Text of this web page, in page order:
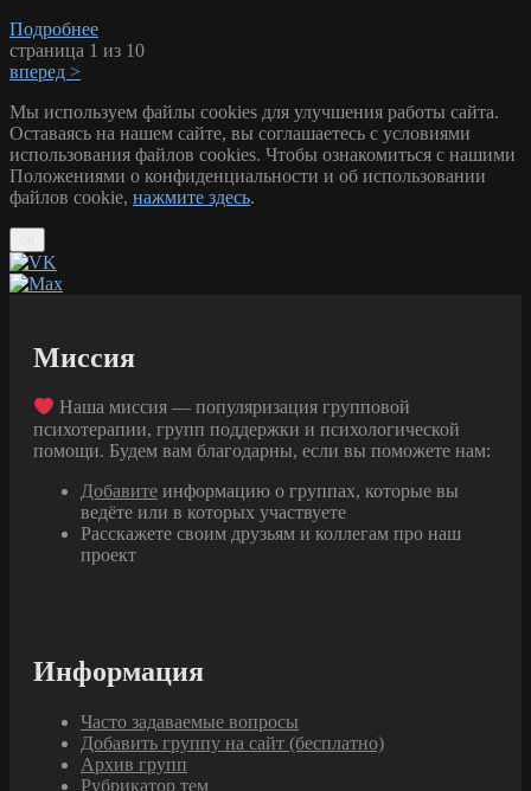
Подробнее
страница 1 из 10
вперед >
Мы используем файлы cookies для улучшения работы сайта.
Оставаясь на нашем сайте, вы соглашаетесь с условиями
использования файлов cookies. Чтобы ознакомиться с нашими
Положениями о конфиденциальности и об использовании
файлов cookie, нажмите здесь.
Миссия
Наша миссия — популяризация групповой
психотерапии, групп поддержки и психологической
помощи. Будем вам благодарны, если вы поможете нам:
Добавите информацию о группах, которые вы
ведёте или в которых участвуете
Расскажете своим друзьям и коллегам про наш
проект
Информация
Часто задаваемые вопросы
Добавить группу на сайт (бесплатно)
Архив групп
Рубрикатор тем